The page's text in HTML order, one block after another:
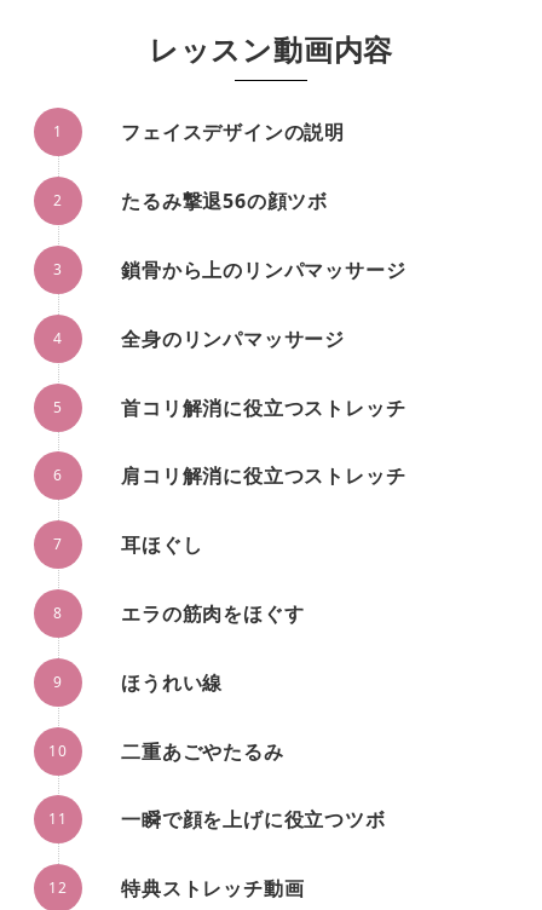
レッスン動画内容
フェイスデザインの説明
たるみ撃退56の顔ツボ
鎖骨から上のリンパマッサージ
全身のリンパマッサージ
首コリ解消に役立つストレッチ
肩コリ解消に役立つストレッチ
耳ほぐし
エラの筋肉をほぐす
ほうれい線
二重あごやたるみ
一瞬で顔を上げに役立つツボ
特典ストレッチ動画